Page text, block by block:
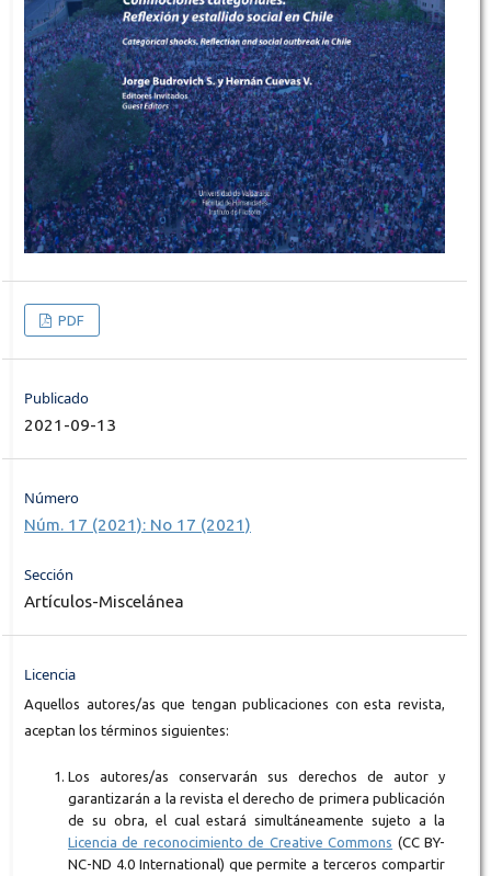
PDF
Publicado
2021-09-13
Número
Núm. 17 (2021): No 17 (2021)
Sección
Artículos-Miscelánea
Licencia
Aquellos autores/as que tengan publicaciones con esta revista,
aceptan los términos siguientes:
Los autores/as conservarán sus derechos de autor y
garantizarán a la revista el derecho de primera publicación
de su obra, el cual estará simultáneamente sujeto a la
Licencia de reconocimiento de Creative Commons (CC BY-
NC-ND 4.0 International) que permite a terceros compartir